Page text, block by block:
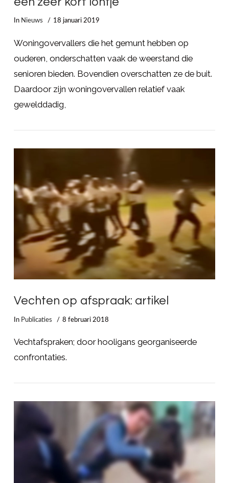
In Nieuws 18 januari 2019
Woningovervallers die het gemunt hebben op
ouderen, onderschatten vaak de weerstand die
senioren bieden. Bovendien overschatten ze de buit.
Daardoor zijn woningovervallen relatief vaak
gewelddadig,
LEES MEER
Vechten op afspraak: artikel
In Publicaties 8 februari 2018
Vechtafspraken; door hooligans georganiseerde
confrontaties.